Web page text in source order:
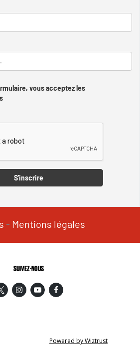
vous acceptez les
S'inscrire
- Mentions légales
SUIVEZ-NOUS
Powered by Wiztrust